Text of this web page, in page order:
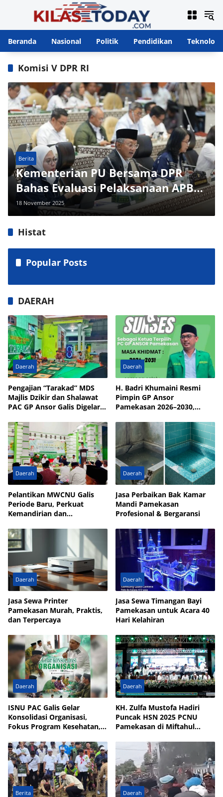
Beranda
Nasional Politik Pendidikan Teknologi
Komisi V DPR RI
Berita
Kementerian PU Bersama DPR
Bahas Evaluasi Pelaksanaan APBN
2025 dan Rencana Program 2026
18 November 2025
Histat
Popular Posts
DAERAH
Daerah
Pengajian “Tarakad” MDS
Majlis Dzikir dan Shalawat
PAC GP Ansor Galis Digelar
Bulay
Daerah
H. Badri Khumaini Resmi
Pimpin GP Ansor
Pamekasan 2026–2030,
Daerah
Pelantikan MWCNU Galis
Periode Baru, Perkuat
Kemandirian dan
Daerah
Jasa Perbaikan Bak Kamar
Mandi Pamekasan
Profesional & Bergaransi
Daerah
Jasa Sewa Printer
Pamekasan Murah, Praktis,
dan Terpercaya
Daerah
Jasa Sewa Timangan Bayi
Pamekasan untuk Acara 40
Hari Kelahiran
Daerah
ISNU PAC Galis Gelar
Konsolidasi Organisasi,
Fokus Program Kesehatan,
Daerah
KH. Zulfa Mustofa Hadiri
Puncak HSN 2025 PCNU
Pamekasan di Miftahul
Berita Daerah